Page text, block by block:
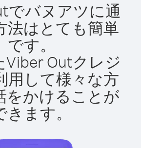
でバヌアツに通
法はとても簡単
です。
Viber Outクレジ
用して様々な方
をかけることが
きます。